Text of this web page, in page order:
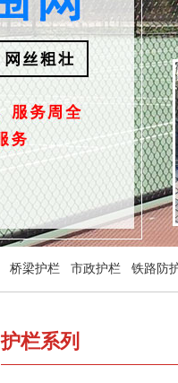
桥梁护栏 市政护栏 铁路防
护栏系列